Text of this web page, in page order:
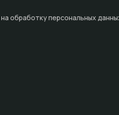
обработку персональных